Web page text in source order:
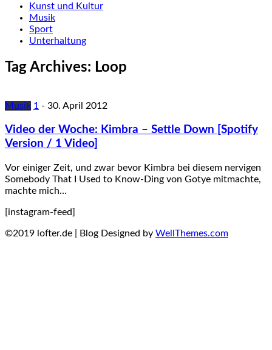
Kunst und Kultur
Musik
Sport
Unterhaltung
Tag Archives: Loop
Musik 1 - 30. April 2012
Video der Woche: Kimbra – Settle Down [Spotify
Version / 1 Video]
Vor einiger Zeit, und zwar bevor Kimbra bei diesem nervigen
Somebody That I Used to Know-Ding von Gotye mitmachte,
machte mich…
[instagram-feed]
©2019 lofter.de | Blog Designed by WellThemes.com